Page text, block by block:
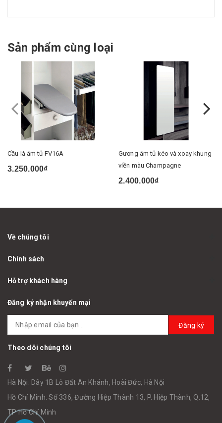
Sản phẩm cùng loại
Cầu là âm tủ FV16A
3.250.000₫
Gương âm tủ kéo và xoay khung
viền màu Champagne
2.400.000₫
Về chúng tôi
Chính sách
Hỗ trợ khách hàng
Đăng ký nhận khuyến mại
Đăng ký
Theo dõi chúng tôi
Hà Nội: Dãy 1B Lô Đất An Khánh, Hoài Đức, Hà Nội
Hồ Chí Minh: Số 336, Đường Hiệp Thành 13, P. Hiệp Thành, Q.12,
TP Hồ Chí Minh